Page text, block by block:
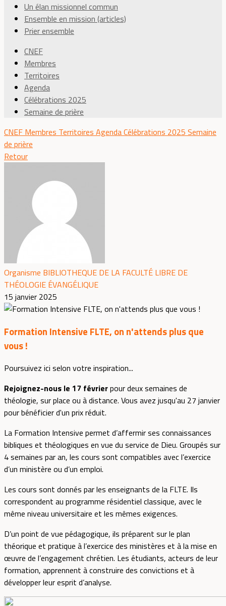
Un élan missionnel commun
Ensemble en mission (articles)
Prier ensemble
CNEF
Membres
Territoires
Agenda
Célébrations 2025
Semaine de prière
CNEF Membres Territoires AgendaCélébrations 2025 Semaine
de prière
Retour
Organisme BIBLIOTHEQUE DE LA FACULTÉ LIBRE DE
THÉOLOGIE ÉVANGÉLIQUE
15 janvier 2025
Formation Intensive FLTE, on n'attends plus que
vous !
Poursuivez ici selon votre inspiration...
Rejoignez-nous le 17 févrierpour deux semaines de
théologie, sur place ou à distance. Vous avez jusqu'au 27 janvier
pour bénéficier d'un prix réduit.
La Formation Intensive permet d’affermir ses connaissances
bibliques et théologiques en vue du service de Dieu. Groupés sur
4 semaines par an, les cours sont compatibles avec l’exercice
d’un ministère ou d’un emploi.
Les cours sont donnés par les enseignants de la FLTE. Ils
correspondent au programme résidentiel classique, avec le
même niveau universitaire et les mêmes exigences.
D’un point de vue pédagogique, ils préparent sur le plan
théorique et pratique à l’exercice des ministères et à la mise en
œuvre de l’engagement chrétien. Les étudiants, acteurs de leur
formation, apprennent à construire des convictions et à
développer leur esprit d’analyse.